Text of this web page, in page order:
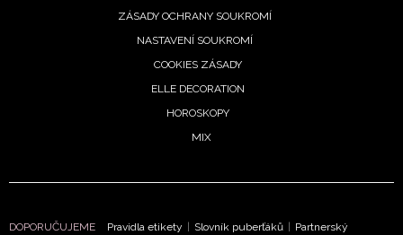
ZÁSADY OCHRANY SOUKROMÍ
NASTAVENÍ SOUKROMÍ
COOKIES ZÁSADY
ELLE DECORATION
HOROSKOPY
MIX
DOPORUČUJEME Pravidla etikety Slovník puberťáků
Partnerský